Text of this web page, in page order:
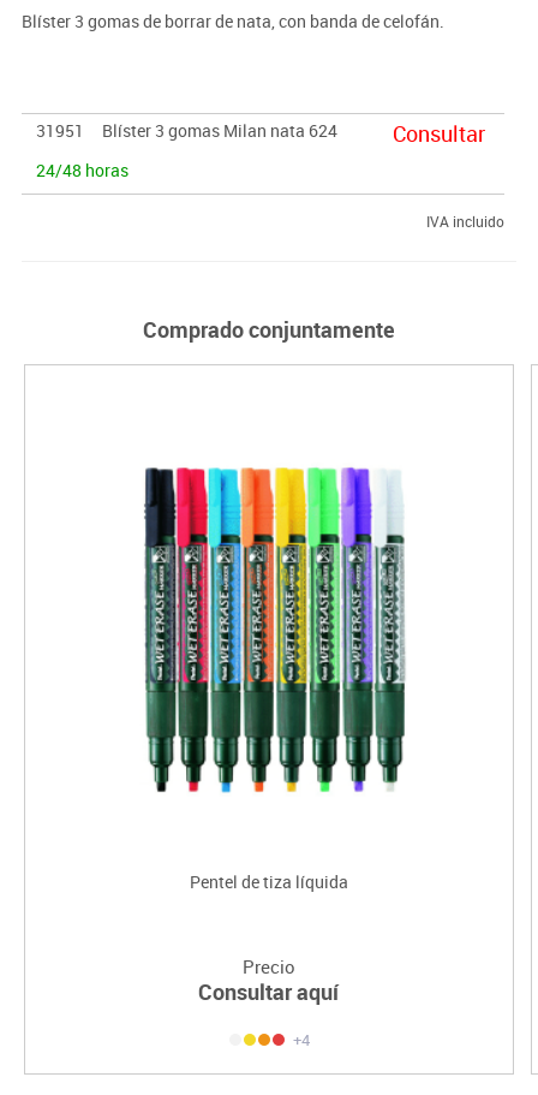
Blíster 3 gomas de borrar de nata, con banda de celofán.
31951
Blíster 3 gomas Milan nata 624
24/48 horas
Consultar
IVA incluido
Comprado conjuntamente
Pentel de tiza líquida
Precio
Consultar aquí
+4